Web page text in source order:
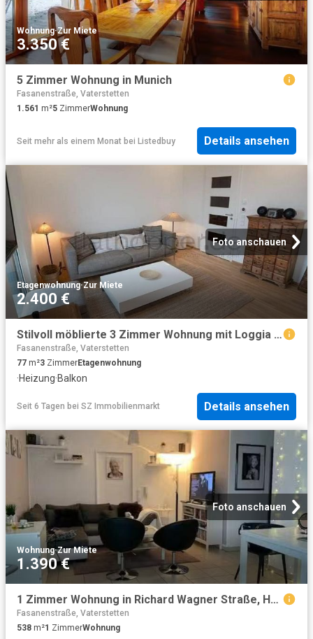
Wohnung·Zur Miete
3.350 €
5 Zimmer Wohnung in Munich
Fasanenstraße, Vaterstetten
1.561 m²5 ZimmerWohnung
Seit mehr als einem Monat bei Listedbuy Details ansehen
Foto anschauen
Etagenwohnung·Zur Miete
2.400 €
Stilvoll möblierte 3 Zimmer Wohnung mit Loggia Gronsdorf / Haar S Bahn Nähe
Fasanenstraße, Vaterstetten
77 m²3 ZimmerEtagenwohnung
·Heizung·Balkon
Seit 6 Tagen bei SZ Immobilienmarkt Details ansehen
Foto anschauen
Wohnung·Zur Miete
1.390 €
1 Zimmer Wohnung in Richard Wagner Straße, Haar
Fasanenstraße, Vaterstetten
538 m²1 ZimmerWohnung